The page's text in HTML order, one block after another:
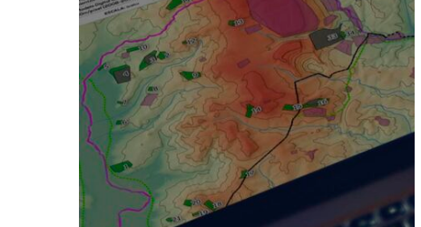
Prospecciones
arqueológicas y
cartografía SIG para el
PGI Alcorrín